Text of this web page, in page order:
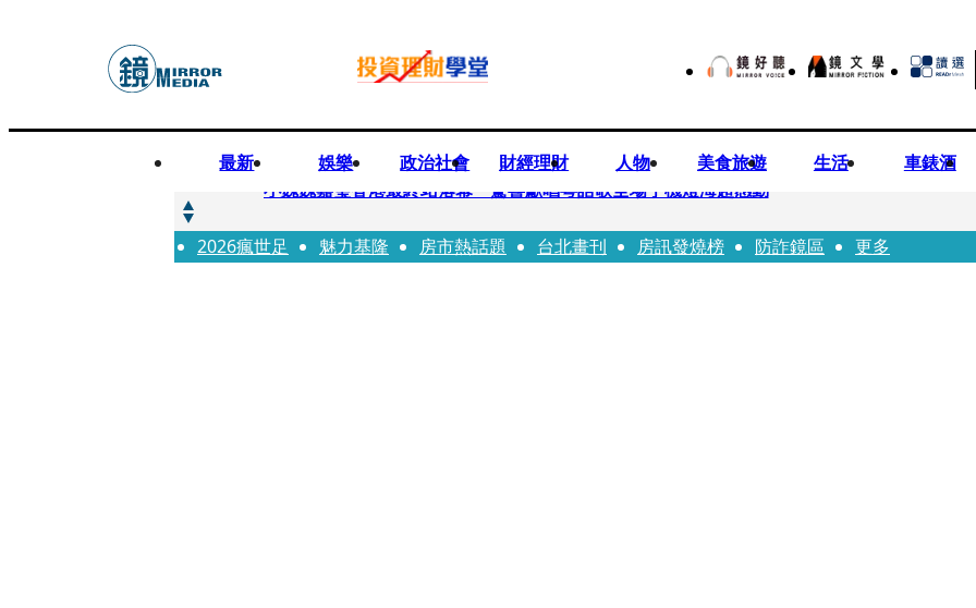
最新 娛樂 政治社會 財經理財 人物 美食旅遊 生活 車錶酒
快訊
小魏魏嘉瑩香港最終站落幕 驚喜獻唱粵語歌全場手機燈海超感動
快訊
台股明年有望挑戰5萬 杜金龍建議小資族這樣配置ETF
2026瘋世足 魅力基隆 房市熱話題 台北畫刊 房訊發燒榜 防詐鏡區 更多